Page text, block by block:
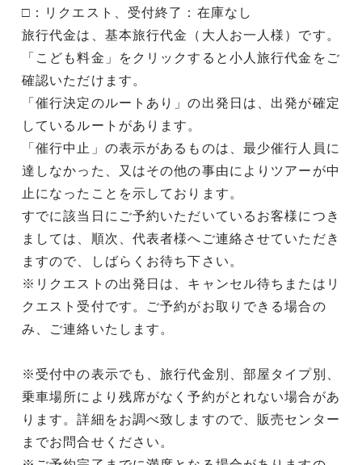
□：リクエスト、受付終了：在庫なし
旅行代金は、基本旅行代金（大人お一人様）です。
「こども料金」をクリックすると小人旅行代金をご
確認いただけます。
「催行決定のルートあり」の出発日は、出発が確定
しているルートがあります。
「催行中止」の表示があるものは、最少催行人員に
達しなかった、又はその他の事由によりツアーが中
止になったことを示しております。
すでに該当日にご予約いただいているお客様につき
ましては、順次、代表者様へご連絡させていただき
ますので、しばらくお待ち下さい。
※リクエストの出発日は、キャンセル待ちまたはリ
クエスト受付です。ご予約がお取りできる場合の
み、ご連絡いたします。
※受付中の表示でも、旅行代金別、部屋タイプ別、
乗車場所により残席がなく予約がとれない場合があ
ります。詳細をお調べ致しますので、販売センター
までお問合せください。